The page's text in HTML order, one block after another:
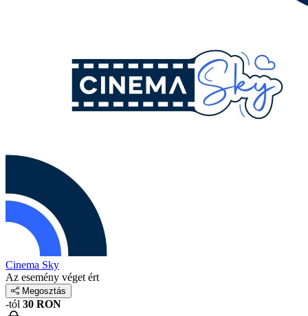
Cinema Sky
Az esemény véget ért
Megosztás
-tól 30 RON